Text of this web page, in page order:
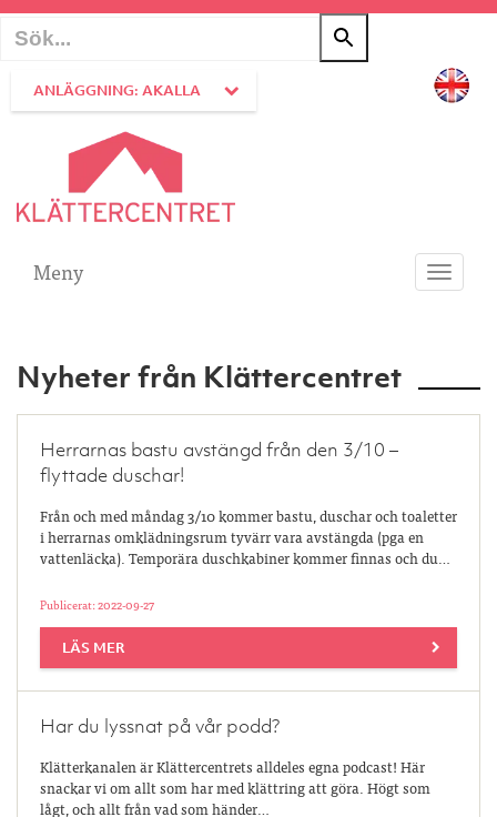
ANLÄGGNING: AKALLA
Toggle
Meny
Nyheter från Klättercentret
Herrarnas bastu avstängd från den 3/10 –
flyttade duschar!
Från och med måndag 3/10 kommer bastu, duschar och toaletter
i herrarnas omklädningsrum tyvärr vara avstängda (pga en
vattenläcka). Temporära duschkabiner kommer finnas och du…
Publicerat: 2022-09-27
LÄS MER
Har du lyssnat på vår podd?
Klätterkanalen är Klättercentrets alldeles egna podcast! Här
snackar vi om allt som har med klättring att göra. Högt som
lågt, och allt från vad som händer…